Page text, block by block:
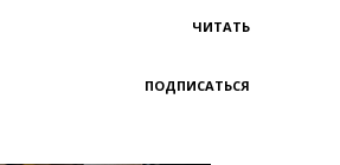
ЧИТАТЬ
ПОДПИСАТЬСЯ